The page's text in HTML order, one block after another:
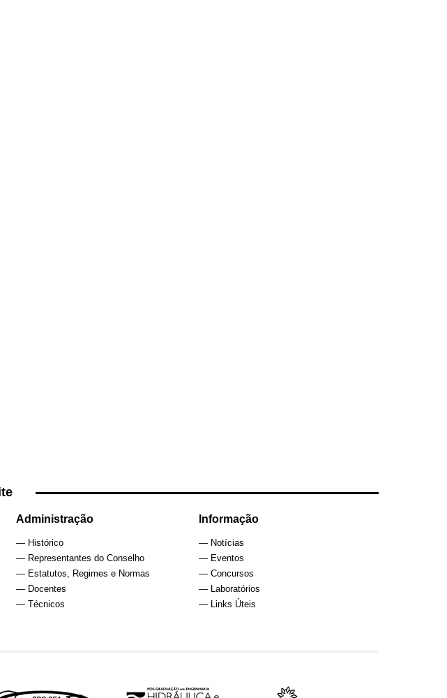
Administração
— Histórico
— Representantes do Conselho
— Estatutos, Regimes e Normas
— Docentes
— Técnicos
Informação
— Notícias
— Eventos
— Concursos
— Laboratórios
— Links Úteis